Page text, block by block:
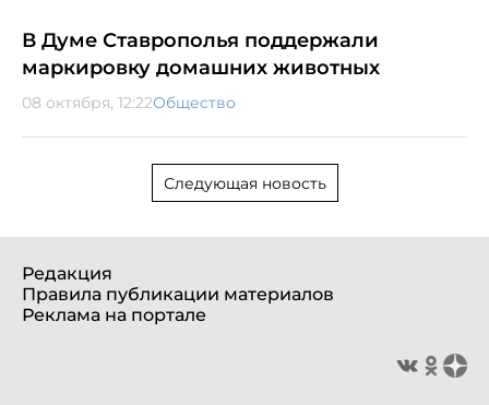
В Думе Ставрополья поддержали
маркировку домашних животных
08 октября, 12:22Общество
Следующая новость
Редакция
Правила публикации материалов
Реклама на портале